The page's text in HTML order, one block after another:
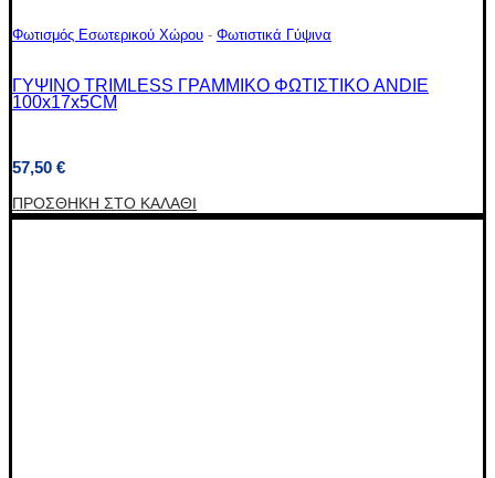
Φωτισμός Εσωτερικού Χώρου - Φωτιστικά Γύψινα
ΓΥΨΙΝΟ TRIMLESS ΓΡΑΜΜΙΚΟ ΦΩΤΙΣΤΙΚΟ ANDIE
100x17x5CM
57,50 €
ΠΡΟΣΘΉΚΗ ΣΤΟ ΚΑΛΆΘΙ